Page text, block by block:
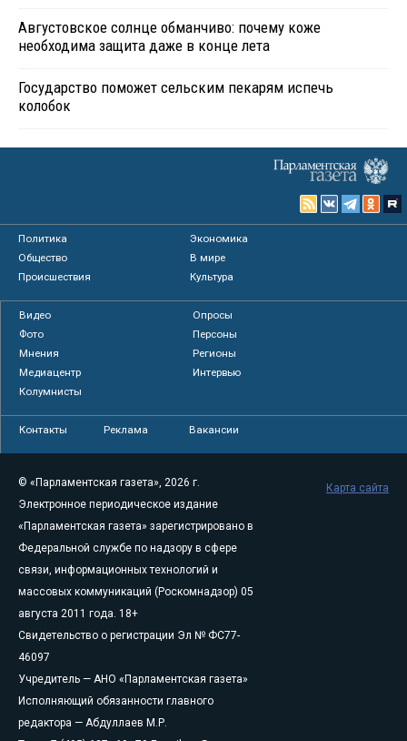
Августовское солнце обманчиво: почему коже
необходима защита даже в конце лета
Государство поможет сельским пекарям испечь
колобок
Политика
Экономика
Общество
В мире
Происшествия
Культура
Видео
Опросы
Фото
Персоны
Мнения
Регионы
Медиацентр
Интервью
Колумнисты
Контакты Реклама Вакансии
© «Парламентская газета», 2026 г.
Электронное периодическое издание
«Парламентская газета» зарегистрировано в
Федеральной службе по надзору в сфере
связи, информационных технологий и
массовых коммуникаций (Роскомнадзор) 05
августа 2011 года. 18+
Свидетельство о регистрации Эл № ФС77-
46097
Учредитель — АНО «Парламентская газета»
Исполняющий обязанности главного
редактора — Абдуллаев М.Р.
Карта сайта